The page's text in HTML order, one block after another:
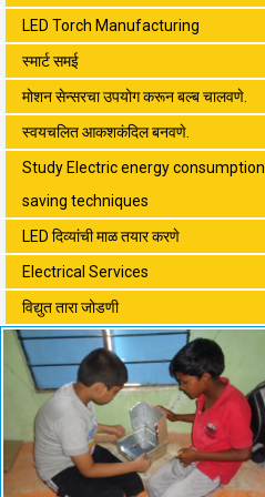
LED Torch Manufacturing
स्मार्ट समई
मोशन सेन्सरचा उपयोग करून बल्ब चालवणे.
स्वयचलित आकशकंदिल बनवणे.
Study Electric energy consumption
saving techniques
LED दिव्यांची माळ तयार करणे
Electrical Services
विद्युत तारा जोडणी